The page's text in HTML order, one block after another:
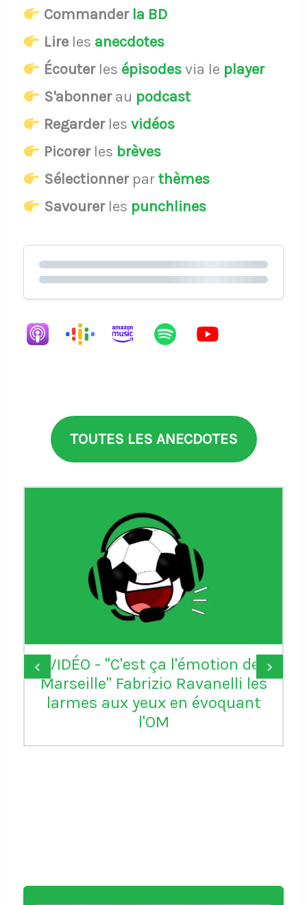
Commander la BD
Lireles anecdotes
Écouterles épisodesvia le player
S'abonnerau podcast
Regarderles vidéos
Picorerles brèves
Sélectionnerparthèmes
Savourerles punchlines
TOUTES LES ANECDOTES
VIDÉO - "C'est ça l'émotion de
Marseille" Fabrizio Ravanelli les
larmes aux yeux en évoquant
l'OM
‹ ›